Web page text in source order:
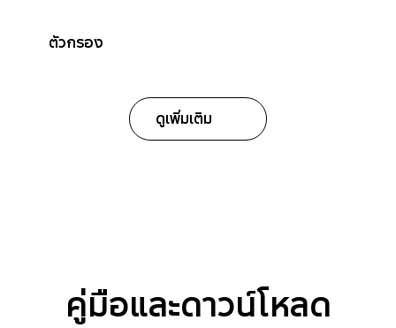
ตัวกรอง
ดูเพิ่มเติม
คู่มือและดาวน์โหลด